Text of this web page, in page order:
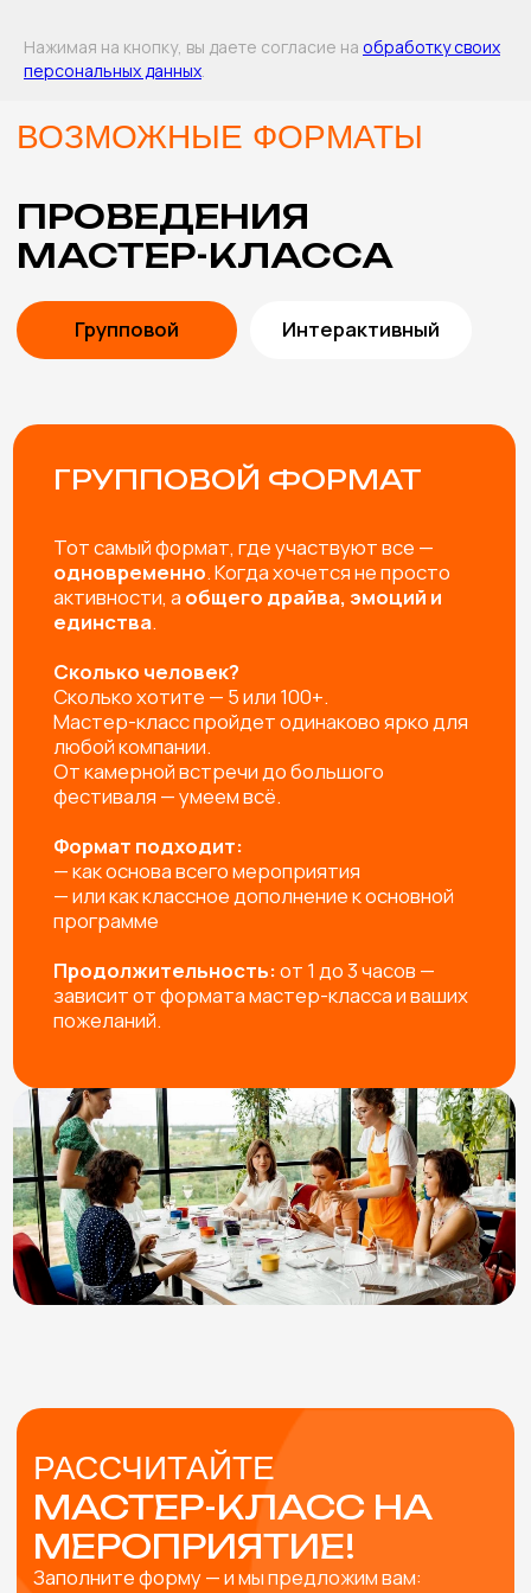
Нажимая на кнопку, вы даете согласие на обработку своих
персональных данных
ВКЛЮЧЕНЫ
В СТОИМОСТЬ
ПОМОЩЬ В ВЫБОРЕ
мероприятия и возраста участников. Либо
разработаем эксклюзивный мастер-класс под вашу
задачу.
ПРОРАБОТКА КОНЦЕПЦИИ
ИНСТРУМЕНТЫ И
МАТЕРИАЛЫ
Привозим все необходимые инструменты и
ВЫЕЗД И РАБОТА МАСТЕРОВ
Профессиональные мастера не только пошагово
расскажут как сделать изделие, но и создадут
яркую творческую атмосферу и обязательно
помогут каждому участнику.
Упаковываем готовые изделия в подарочный пакет
или коробочку, чтобы удобно было нести домой и,
при желании, подарить родным и близким
УБОРКА РАБОЧЕГО МЕСТА
Привозим защитную скатерть, фартуки, перчатки, а
после мероприятия убираем за собой рабочее
пространство